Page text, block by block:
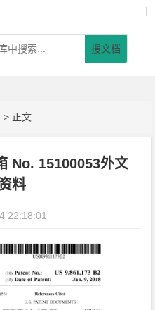
|
搜文档
> 正文
No. 15100053外文
料
22:18:01